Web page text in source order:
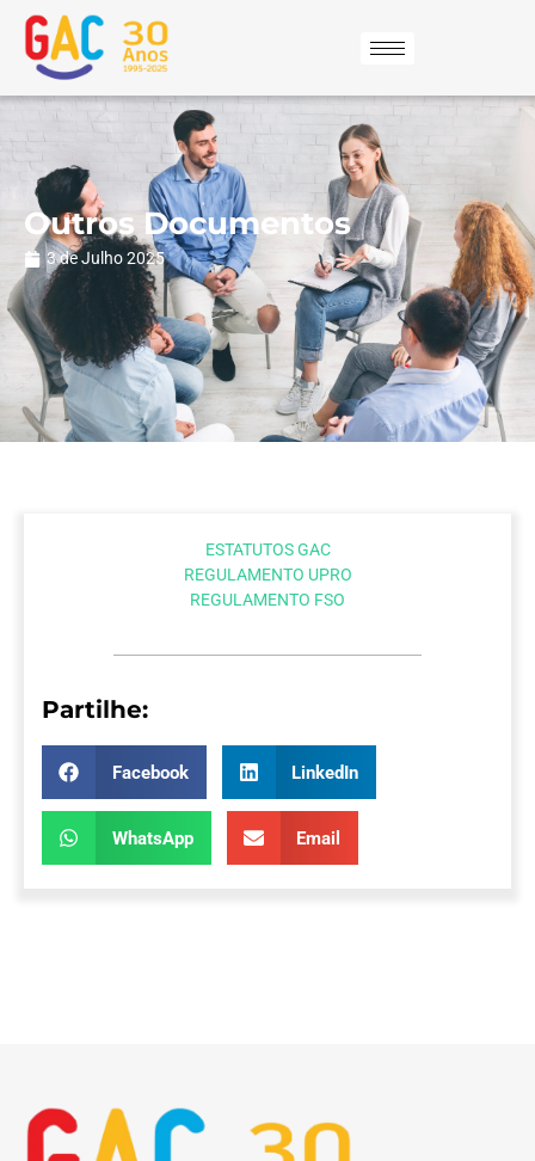
Outros Documentos
3 de Julho 2025
ESTATUTOS GAC
REGULAMENTO UPRO
REGULAMENTO FSO
Partilhe:
Facebook LinkedIn
WhatsApp Email